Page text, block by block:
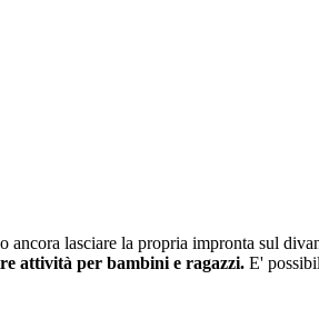
ancora lasciare la propria impronta sul
attività per bambini e ragazzi. E'